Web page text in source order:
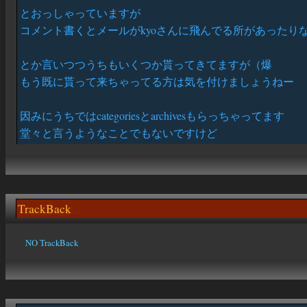
とおっしゃっていますが
コメント書くとメールがkyoさんに飛んでる所があったり
とか言いつつうちもいくつか貰ってきてますが（爆
もう既に貰って来ちゃってる方は気を付けましょうねー
因みにうちではcategoriesとarchivesもらっちゃってます
堂々と言うようなことでもないですけど
TrackBack
NO TrackBack